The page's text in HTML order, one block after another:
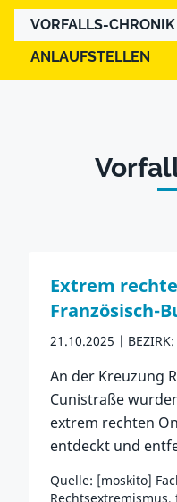
VORFALLS-CHRONIK
ANLAUFSTELLEN
Extrem
Französisch-
21.10.2025
An der Kreuzung
Cunistraße
extrem rechten
entdeckt und
Quelle: [moskito]